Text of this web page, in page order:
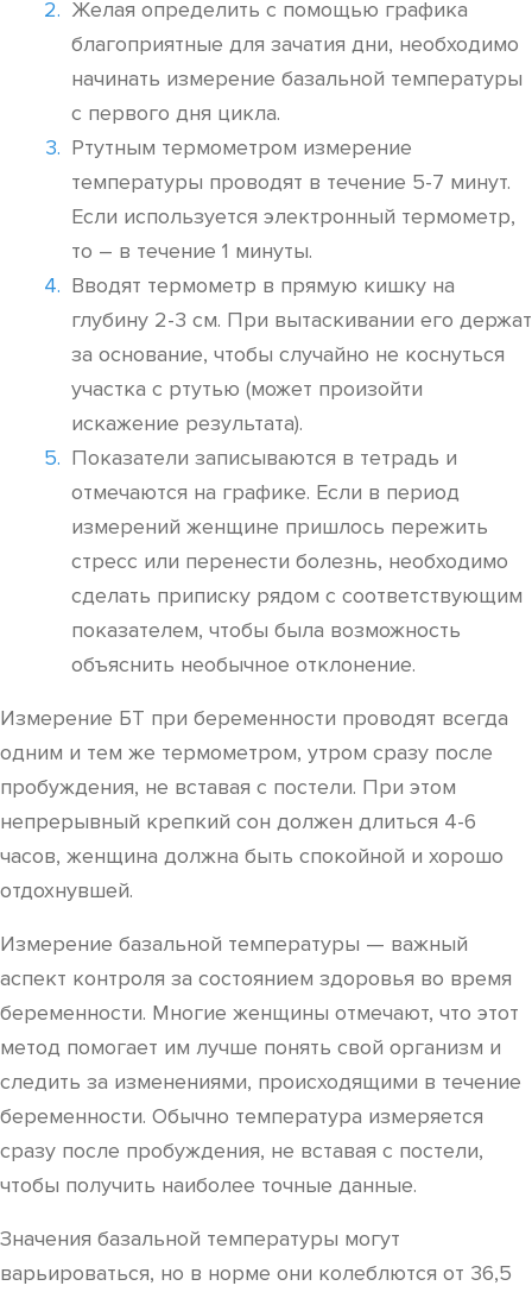
Желая определить с помощью графика
благоприятные для зачатия дни, необходимо
начинать измерение базальной температуры
с первого дня цикла.
Ртутным термометром измерение
температуры проводят в течение 5-7 минут.
Если используется электронный термометр,
то – в течение 1 минуты.
Вводят термометр в прямую кишку на
глубину 2-3 см. При вытаскивании его держат
за основание, чтобы случайно не коснуться
участка с ртутью (может произойти
искажение результата).
Показатели записываются в тетрадь и
отмечаются на графике. Если в период
измерений женщине пришлось пережить
стресс или перенести болезнь, необходимо
сделать приписку рядом с соответствующим
показателем, чтобы была возможность
объяснить необычное отклонение.
Измерение БТ при беременности проводят всегда
одним и тем же термометром, утром сразу после
пробуждения, не вставая с постели. При этом
непрерывный крепкий сон должен длиться 4-6
часов, женщина должна быть спокойной и хорошо
отдохнувшей.
Измерение базальной температуры — важный
аспект контроля за состоянием здоровья во время
беременности. Многие женщины отмечают, что этот
метод помогает им лучше понять свой организм и
следить за изменениями, происходящими в течение
беременности. Обычно температура измеряется
сразу после пробуждения, не вставая с постели,
чтобы получить наиболее точные данные.
Значения базальной температуры могут
варьироваться, но в норме они колеблются от 36,5